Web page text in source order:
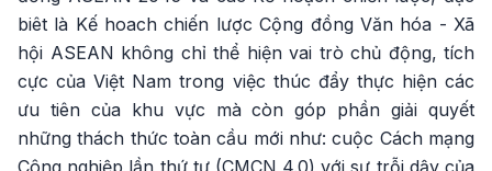
biêt là Kế hoach chiến lược Cộng đồng Văn hóa - Xã
hội ASEAN không chỉ thể hiện vai trò chủ động, tích
cực của Việt Nam trong việc thúc đẩy thực hiện các
ưu tiên của khu vực mà còn góp phần giải quyết
những thách thức toàn cầu mới như: cuộc Cách mạng